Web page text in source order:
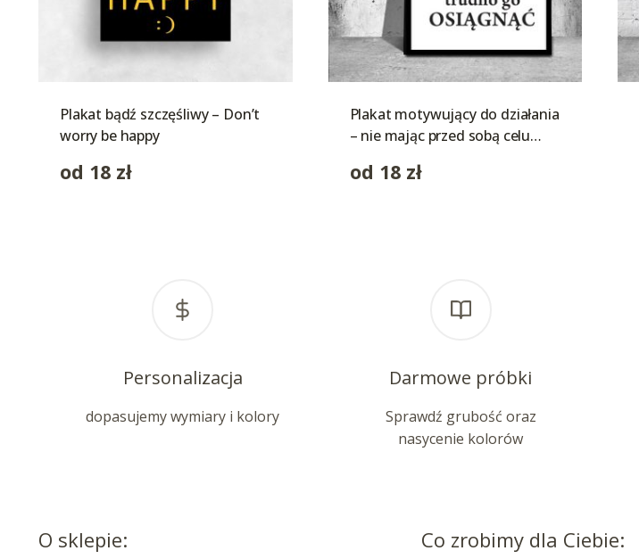
Plakat bądź szczęśliwy – Don’t
worry be happy
od 18 zł
Plakat motywujący do działania
– nie mając przed sobą celu…
od 18 zł
Personalizacja
dopasujemy wymiary i kolory
Darmowe próbki
Sprawdź grubość oraz
nasycenie kolorów
O sklepie: Co zrobimy dla Ciebie: